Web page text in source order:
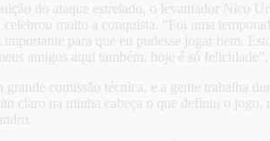
do ataque estrelado, o levantador Nico
muito a conquista. “Foi uma
para que eu pudesse jogar bem.
amigos aqui também, hoje é só
comissão técnica, e a gente trabalha
claro na minha cabeça o que definiu o